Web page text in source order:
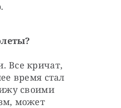
Все кричат,
время стал
своими
может